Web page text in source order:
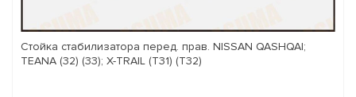
Стойка стабилизатора перед. прав. NISSAN QASHQAI;
TEANA (32) (33); X-TRAIL (T31) (T32)